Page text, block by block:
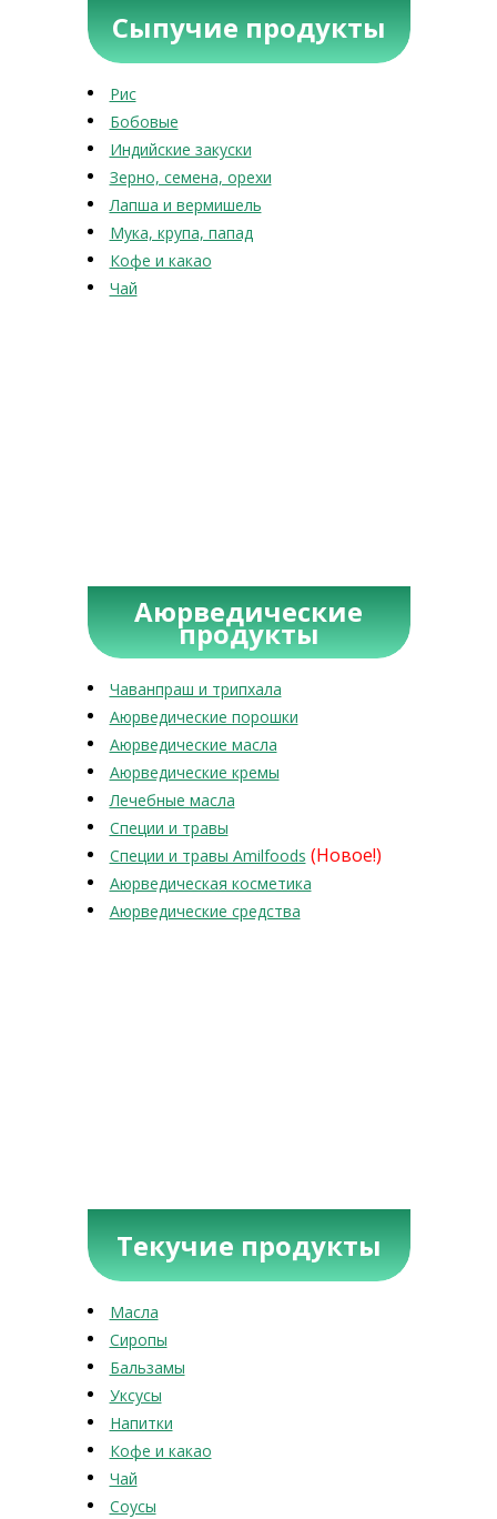
Сыпучие продукты
Рис
Бобовые
Индийские закуски
Зерно, семена, орехи
Лапша и вермишель
Мука, крупа, папад
Кофе и какао
Чай
Аюрведические
продукты
Чаванпраш и трипхала
Аюрведические порошки
Аюрведические масла
Аюрведические кремы
Лечебные масла
Специи и травы
Специи и травы Amilfoods (Новое!)
Аюрведическая косметика
Аюрведические средства
Текучие продукты
Масла
Сиропы
Бальзамы
Уксусы
Напитки
Кофе и какао
Чай
Соусы